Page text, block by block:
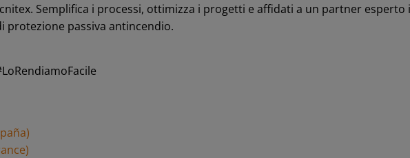
Semplifica i processi, ottimizza i progetti e affidati a un partner esperto
protezione passiva antincendio.